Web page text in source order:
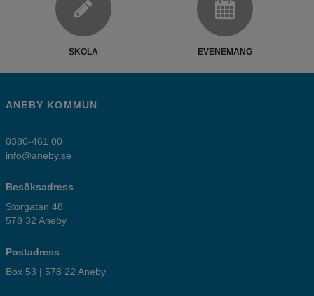
SKOLA EVENEMANG
ANEBY KOMMUN
0380-461 00
info@aneby.se
Besöksadress
Storgatan 48
578 32 Aneby
Postadress
Box 53 | 578 22 Aneby